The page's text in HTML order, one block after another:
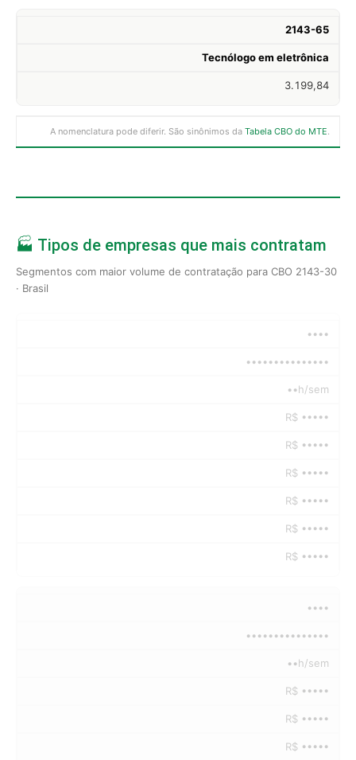
2143-65
Tecnólogo em eletrônica
3.199,84
A nomenclatura pode diferir. São sinônimos da Tabela CBO do MTE.
🏭 Tipos de empresas que mais contratam
Segmentos com maior volume de contratação para CBO 2143-30
· Brasil
••••
•••••••••••••••
••h/sem
R$ •••••
R$ •••••
R$ •••••
R$ •••••
R$ •••••
R$ •••••
••••
•••••••••••••••
••h/sem
R$ •••••
R$ •••••
R$ •••••